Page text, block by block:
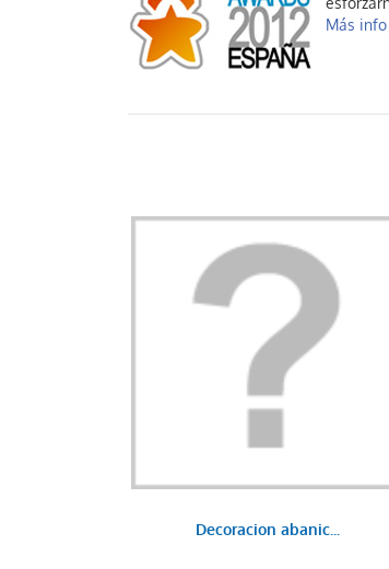
Más
Decoracion abanic...